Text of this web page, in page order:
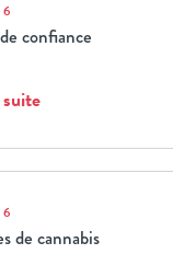
confiance
de cannabis